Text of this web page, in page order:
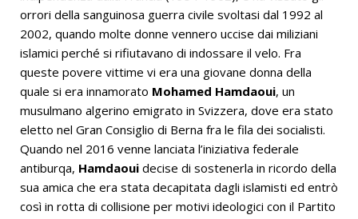
orrori della sanguinosa guerra civile svoltasi dal 1992 al
2002, quando molte donne vennero uccise dai miliziani
islamici perché si rifiutavano di indossare il velo. Fra
queste povere vittime vi era una giovane donna della
quale si era innamorato Mohamed Hamdaoui, un
musulmano algerino emigrato in Svizzera, dove era stato
eletto nel Gran Consiglio di Berna fra le fila dei socialisti.
Quando nel 2016 venne lanciata l’iniziativa federale
antiburqa, Hamdaoui decise di sostenerla in ricordo della
sua amica che era stata decapitata dagli islamisti ed entrò
così in rotta di collisione per motivi ideologici con il Partito